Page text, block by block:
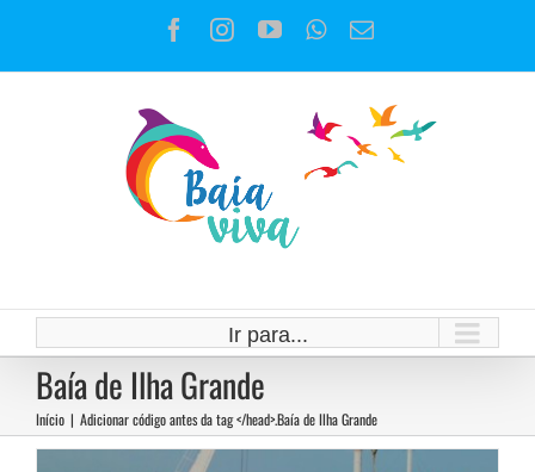
o
Facebook
Instagram
YouTubeWhatsApp
E-
Ir para...
Baía de Ilha Grande
Início | Adicionar código antes da tag </head>.Baía de Ilha Grande
Denúncia contra o SHIP TO SHIP
até o final de 2021
Notícias